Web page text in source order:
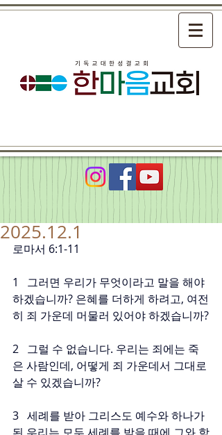
2025.12.1
로마서 6:1-11
1   그러면 우리가 무엇이라고 말을 해야
하겠습니까? 은혜를 더하게 하려고, 여전
히 죄 가운데 머물러 있어야 하겠습니까?
2   그럴 수 없습니다. 우리는 죄에는 죽
은 사람인데, 어떻게 죄 가운데서 그대로
살 수 있겠습니까?
3   세례를 받아 그리스도 예수와 하나가